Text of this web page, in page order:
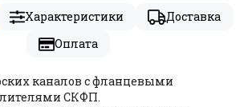
Характеристики
Доставка
Оплата
каналов с фланцевыми
СКФП.